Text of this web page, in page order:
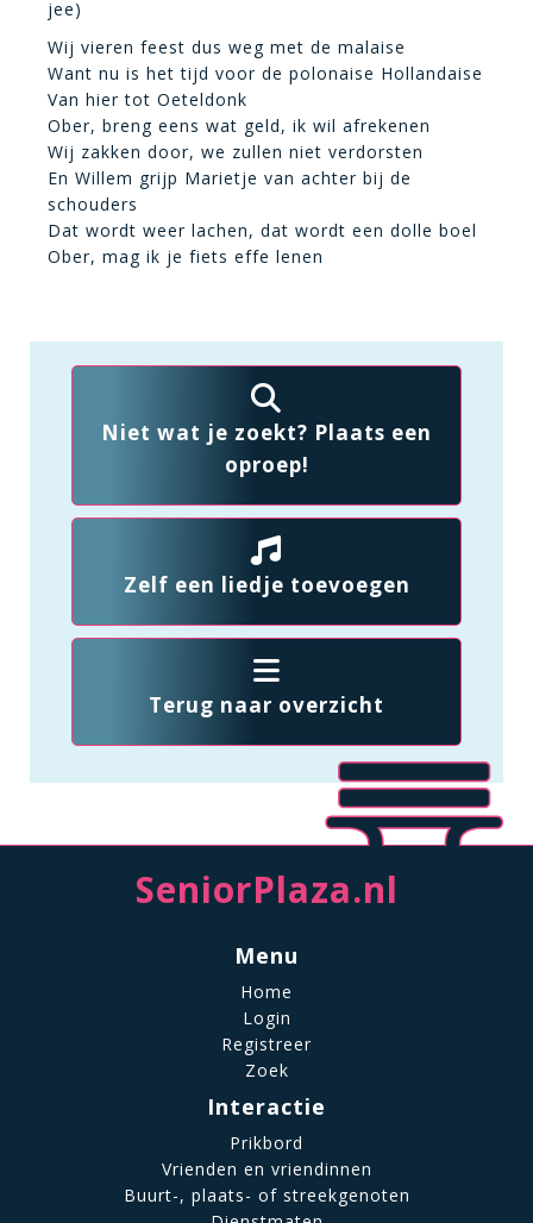
jee)
Wij vieren feest dus weg met de malaise
Want nu is het tijd voor de polonaise Hollandaise
Van hier tot Oeteldonk
Ober, breng eens wat geld, ik wil afrekenen
Wij zakken door, we zullen niet verdorsten
En Willem grijp Marietje van achter bij de
schouders
Dat wordt weer lachen, dat wordt een dolle boel
Ober, mag ik je fiets effe lenen
Niet wat je zoekt? Plaats een
oproep!
Zelf een liedje toevoegen
Terug naar overzicht
SeniorPlaza.nl
Menu
Home
Login
Registreer
Zoek
Interactie
Prikbord
Vrienden en vriendinnen
Buurt-, plaats- of streekgenoten